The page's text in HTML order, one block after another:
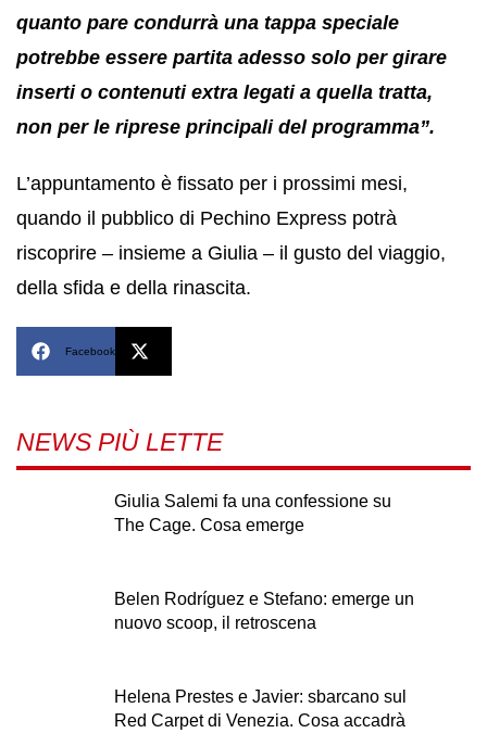
quanto pare condurrà una tappa speciale
potrebbe essere partita adesso solo per girare
inserti o contenuti extra legati a quella tratta,
non per le riprese principali del programma”.
L’appuntamento è fissato per i prossimi mesi,
quando il pubblico di Pechino Express potrà
riscoprire – insieme a Giulia – il gusto del viaggio,
della sfida e della rinascita.
Facebook
NEWS PIÙ LETTE
Giulia Salemi fa una confessione su
The Cage. Cosa emerge
Belen Rodríguez e Stefano: emerge un
nuovo scoop, il retroscena
Helena Prestes e Javier: sbarcano sul
Red Carpet di Venezia. Cosa accadrà